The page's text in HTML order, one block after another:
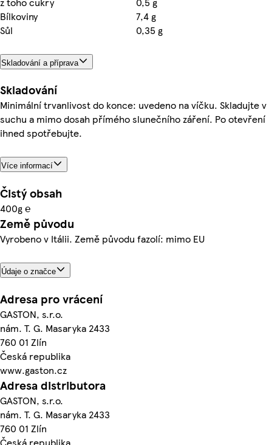
Bílkoviny
7,4 g
Sůl
0,35 g
Skladování a příprava
Skladování
Minimální trvanlivost do konce: uvedeno na víčku. Skladujte v
suchu a mimo dosah přímého slunečního záření. Po otevření
ihned spotřebujte.
Více informací
Čistý obsah
400g ℮
Země původu
Vyrobeno v Itálii. Země původu fazolí: mimo EU
Údaje o značce
Adresa pro vrácení
GASTON, s.r.o.
nám. T. G. Masaryka 2433
760 01 Zlín
Česká republika
www.gaston.cz
Adresa distributora
GASTON, s.r.o.
nám. T. G. Masaryka 2433
760 01 Zlín